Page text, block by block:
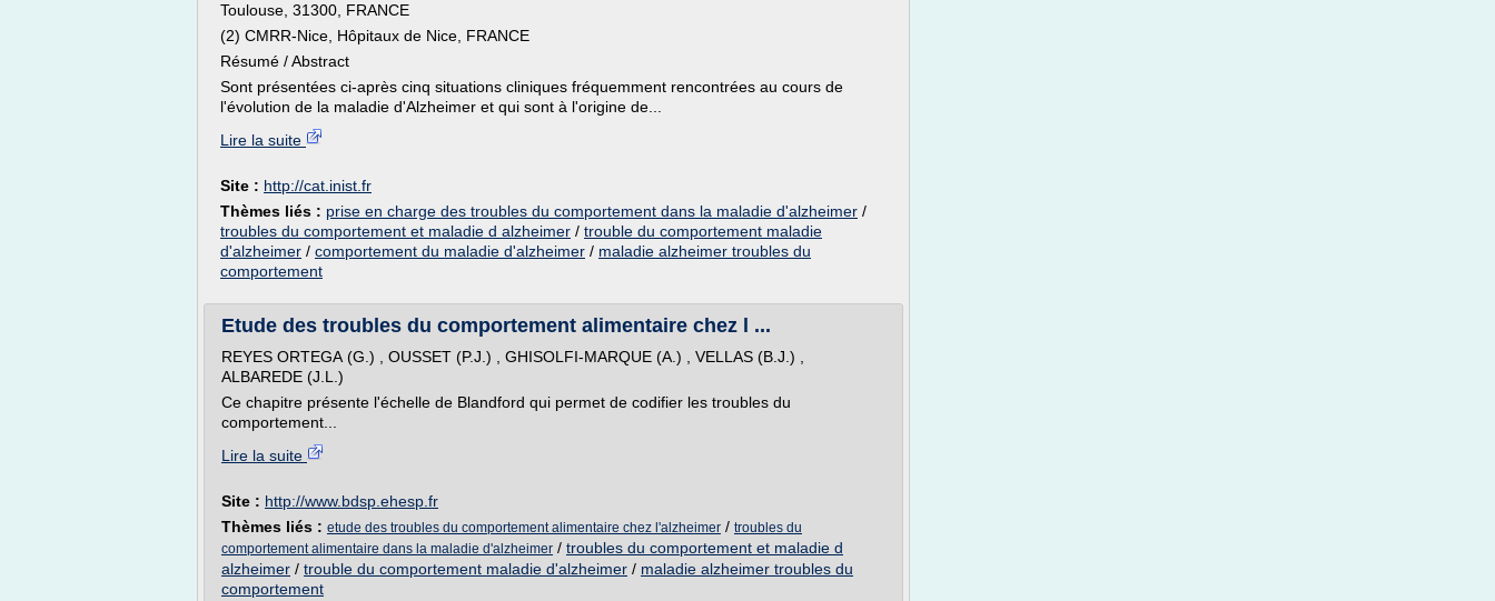
Toulouse, 31300, FRANCE
(2) CMRR-Nice, Hôpitaux de Nice, FRANCE
Résumé / Abstract
Sont présentées ci-après cinq situations cliniques fréquemment rencontrées au cours de
l'évolution de la maladie d'Alzheimer et qui sont à l'origine de...
Lire la suite
Site : http://cat.inist.fr
Thèmes liés : prise en charge des troubles du comportement dans la maladie d'alzheimer /
troubles du comportement et maladie d alzheimer / trouble du comportement maladie
d'alzheimer / comportement du maladie d'alzheimer / maladie alzheimer troubles du
comportement
Etude des troubles du comportement alimentaire chez l ...
REYES ORTEGA (G.) , OUSSET (P.J.) , GHISOLFI-MARQUE (A.) , VELLAS (B.J.) ,
ALBAREDE (J.L.)
Ce chapitre présente l'échelle de Blandford qui permet de codifier les troubles du
comportement...
Lire la suite
Site : http://www.bdsp.ehesp.fr
Thèmes liés : etude des troubles du comportement alimentaire chez l'alzheimer / troubles du
comportement alimentaire dans la maladie d'alzheimer / troubles du comportement et maladie d
alzheimer / trouble du comportement maladie d'alzheimer / maladie alzheimer troubles du
comportement